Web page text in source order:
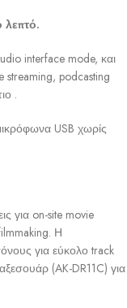
λεπτό.
interface mode, και
streaming, podcasting
.
USB χωρίς
για on-site movie
Η
για εύκολο track
(AK-DR11C) για